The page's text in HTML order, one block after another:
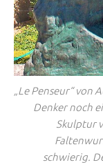
„Le Penseur“ von
Denker noch
Skulptur
schwierig.